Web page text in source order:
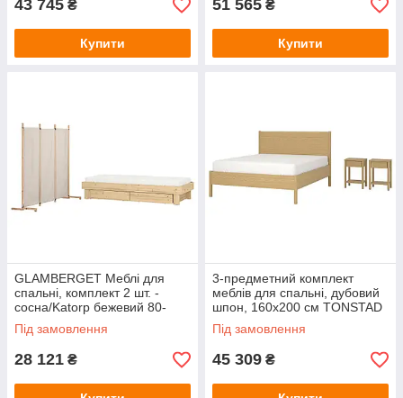
43 745 ₴
Купити
51 565 ₴
Купити
GLAMBERGET Меблі для
спальні, комплект 2 шт. -
сосна/Katorp бежевий 80-
160х200 см IKEA 995.763.57
Під замовлення
28 121 ₴
3-предметний комплект
меблів для спальні, дубовий
шпон, 160x200 см TONSTAD
IKEA 896.067.55
Під замовлення
45 309 ₴